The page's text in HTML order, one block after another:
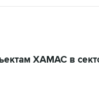
ХАМАС в